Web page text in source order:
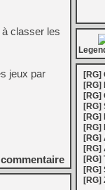
: après un accueil
Champions Tactics,
: l'hymne ultime à la
le maintien des jeux
27 veut apporter du
médiéval à petit
inspiré des Zelda de la
Vault arrive sur le
Hunter Wilds avec un
Boy disponibles sur le
Dead : Streets of
la 1.0, Amplitude
classer les
jeux par
commentaire
[RG]
[RG]
[RG]
[RG]
[RG]
[RG]
[RG]
[RG]
[RG]
[RG]
[RG]